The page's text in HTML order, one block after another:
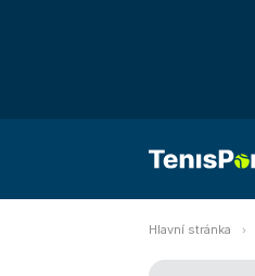
Hlavní stránka